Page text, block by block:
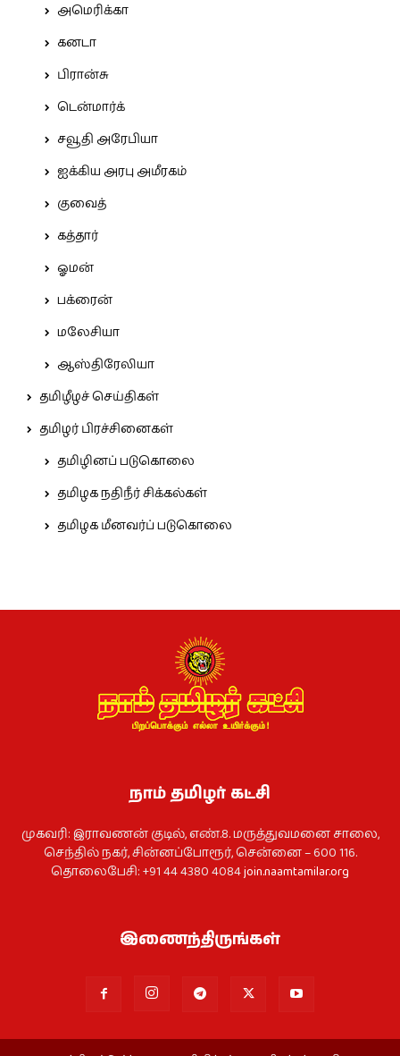
அமெரிக்கா
கனடா
பிரான்சு
டென்மார்க்
சவூதி அரேபியா
ஐக்கிய அரபு அமீரகம்
குவைத்
கத்தார்
ஓமன்
பக்ரைன்
மலேசியா
ஆஸ்திரேலியா
தமிழீழச் செய்திகள்
தமிழர் பிரச்சினைகள்
தமிழினப் படுகொலை
தமிழக நதிநீர் சிக்கல்கள்
தமிழக மீனவர்ப் படுகொலை
நாம் தமிழர் கட்சி
முகவரி: இராவணன் குடில், எண்.8. மருத்துவமனை சாலை,
செந்தில் நகர், சின்னப்போரூர், சென்னை – 600 116.
தொலைபேசி: +91 44 4380 4084join.naamtamilar.org
இணைந்திருங்கள்